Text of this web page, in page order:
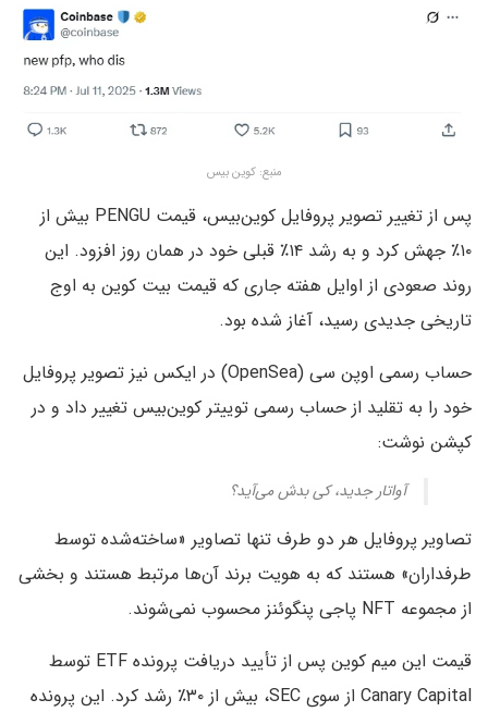
منبع: کوین بیس
پس از تغییر تصویر پروفایل کوین‌بیس، قیمت PENGU بیش از
۱۰٪ جهش کرد و به رشد ۱۴٪ قبلی خود در همان روز افزود. این
روند صعودی از اوایل هفته جاری که قیمت بیت کوین به اوج
تاریخی جدیدی رسید، آغاز شده بود.
حساب رسمی اوپن سی (OpenSea) در ایکس نیز تصویر پروفایل
خود را به تقلید از حساب رسمی توییتر کوین‌بیس تغییر داد و در
کپشن نوشت:
آواتار جدید، کی بدش می‌آید؟
تصاویر پروفایل هر دو طرف تنها تصاویر «ساخته‌شده توسط
طرفداران» هستند که به هویت برند آن‌ها مرتبط‌ هستند و بخشی
از مجموعه NFT پاجی پنگوئنز محسوب نمی‌شوند.
قیمت این میم کوین پس از تأیید دریافت پرونده ETF توسط
Canary Capital از سوی SEC، بیش از ۳۰٪ رشد کرد. این پرونده